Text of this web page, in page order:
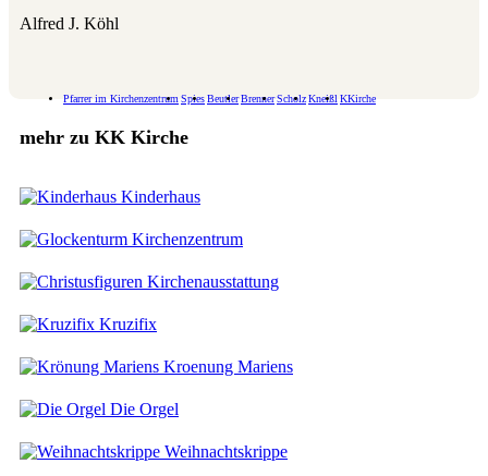
Alfred J. Köhl
Pfarrer im Kirchenzentrum SpiesBeutlerBrennerScholzKneißl KKirche
mehr zu KK Kirche
Kinderhaus
Kirchenzentrum
Kirchenausstattung
Kruzifix
Kroenung Mariens
Die Orgel
Weihnachtskrippe